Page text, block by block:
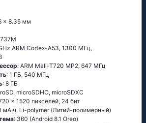
x 8.35 мм
АRМ Соrtех-А53, 1300 МГц,
: ARM Mali-T720 MP2, 647 МГц
: 1 ГБ, 540 МГц
: 8 ГБ
microSDHC, microSDXC
x 1520 пикселей, 24 бит
мА·ч, Li-polymer (Литий-полимерный)
: 360 (Аndrоid 8.1 Оrео)